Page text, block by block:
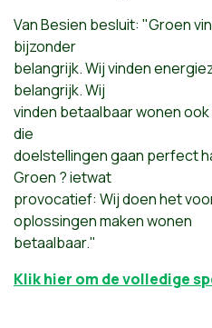
Van Besien besluit: "Groen
bijzonder
belangrijk. Wij vinden
belangrijk. Wij
vinden betaalbaar wonen
die
doelstellingen gaan perfect
Groen ? ietwat
provocatief: Wij doen het
oplossingen maken wonen
betaalbaar."
Klik hier om de volledige